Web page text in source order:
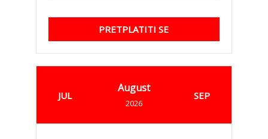
PRETPLATITI SE
JUL
August
2026
SEP